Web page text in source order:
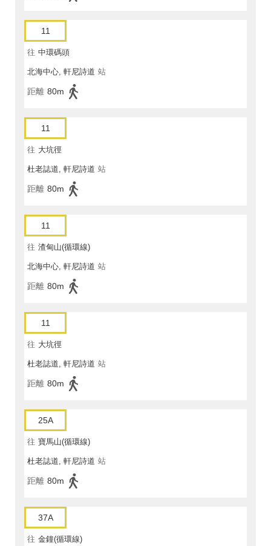
11
往 中環碼頭
北海中心, 軒尼詩道 站
距離 80m
11
往 大坑徑
杜老誌道, 軒尼詩道 站
距離 80m
11
往 渣甸山(循環線)
北海中心, 軒尼詩道 站
距離 80m
11
往 大坑徑
杜老誌道, 軒尼詩道 站
距離 80m
25A
往 寶馬山(循環線)
杜老誌道, 軒尼詩道 站
距離 80m
37A
往 金鐘(循環線)